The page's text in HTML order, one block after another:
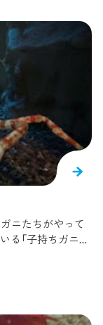
幼生たちを大切
セッティングし
メガロパ幼生、
メガロパ幼生に
ニたちがやって
「子持ちガニ」
呼ばれていま
す。時折腹部を開
でお手入れした
どこか気持ちよ